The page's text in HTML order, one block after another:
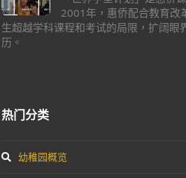
2001年，惠侨配合教育改
生超越学科课程和考试的局限，扩阔眼
历。
热门分类
幼稚园概览